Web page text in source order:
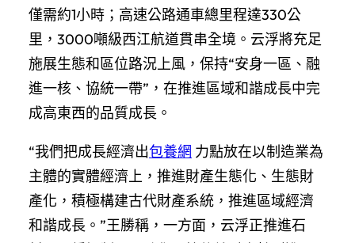
僅需約1小時；高速公路通車總里程達330公
里，3000噸級西江航道貫串全境。云浮將充足
施展生態和區位路況上風，保持“安身一區、融
進一核、協統一帶”，在推進區域和諧成長中完
成高東西的品質成長。
“我們把成長經濟出包養網 力點放在以制造業為
主體的實體經濟上，推進財產生態化、生態財
產化，積極構建古代財產系統，推進區域經濟
和諧成長。”王勝稱，一方面，云浮正推進石